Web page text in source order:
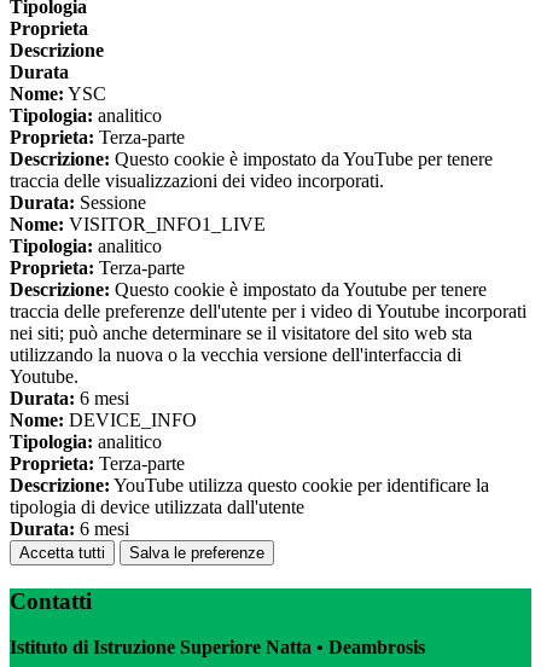
Tipologia
Proprieta
Descrizione
Durata
Nome: YSC
Tipologia: analitico
Proprieta: Terza-parte
Descrizione: Questo cookie è impostato da YouTube per tenere
traccia delle visualizzazioni dei video incorporati.
Durata: Sessione
Nome: VISITOR_INFO1_LIVE
Tipologia: analitico
Proprieta: Terza-parte
Descrizione: Questo cookie è impostato da Youtube per tenere
traccia delle preferenze dell'utente per i video di Youtube incorporati
nei siti; può anche determinare se il visitatore del sito web sta
utilizzando la nuova o la vecchia versione dell'interfaccia di
Youtube.
Durata: 6 mesi
Nome: DEVICE_INFO
Tipologia: analitico
Proprieta: Terza-parte
Descrizione: YouTube utilizza questo cookie per identificare la
tipologia di device utilizzata dall'utente
Durata: 6 mesi
Accetta tutti Salva le preferenze
Contatti
Istituto di Istruzione Superiore Natta • Deambrosis